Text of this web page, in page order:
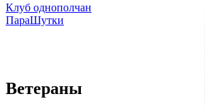
Клуб однополчан
ПараШутки
Ветераны